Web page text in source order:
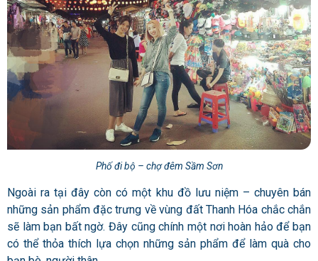
Phố đi bộ – chợ đêm Sầm Sơn
Ngoài ra tại đây còn có một khu đồ lưu niệm – chuyên bán
những sản phẩm đặc trưng về vùng đất Thanh Hóa chắc chắn
sẽ làm bạn bất ngờ. Đây cũng chính một nơi hoàn hảo để bạn
có thể thỏa thích lựa chọn những sản phẩm để làm quà cho